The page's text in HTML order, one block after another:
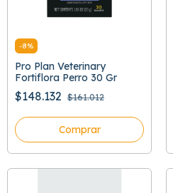
-8%
Pro Plan Veterinary
Fortiflora Perro 30 Gr
$148.132 $161.012
Comprar